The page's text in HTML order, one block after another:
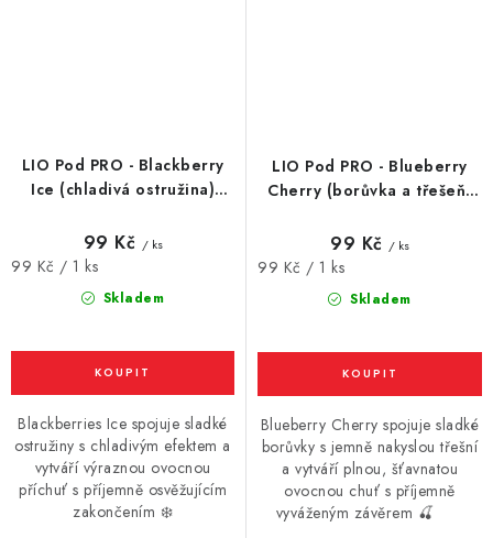
LIO Pod PRO - Blackberry
Ice (chladivá ostružina)
Skladem
99 Kč / ks
Měrná
99 Kč / 1 ks
Blackberries Ice spojuje sladké
ostružiny s chladivým efektem a
vytváří výraznou ovocnou
příchuť s příjemně osvěžujícím
zakončením ❄️
LIO Pod PRO - Blueberry
Cherry (borůvka a třešeň)
Skladem
99 Kč / ks
Měrná
99 Kč / 1 ks
Blueberry Cherry spojuje sladké
borůvky s jemně nakyslou třešní
a vytváří plnou, šťavnatou
ovocnou chuť s příjemně
vyváženým závěrem 🍒